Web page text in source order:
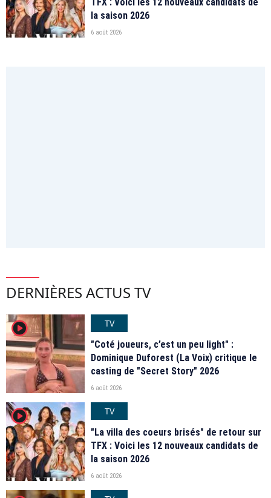
la saison 2026
6 août 2026
DERNIÈRES ACTUS TV
player2
TV
"Coté joueurs, c’est un peu light" :
Dominique Duforest (La Voix) critique le
casting de "Secret Story" 2026
6 août 2026
player2
TV
"La villa des coeurs brisés" de retour sur
TFX : Voici les 12 nouveaux candidats de
la saison 2026
6 août 2026